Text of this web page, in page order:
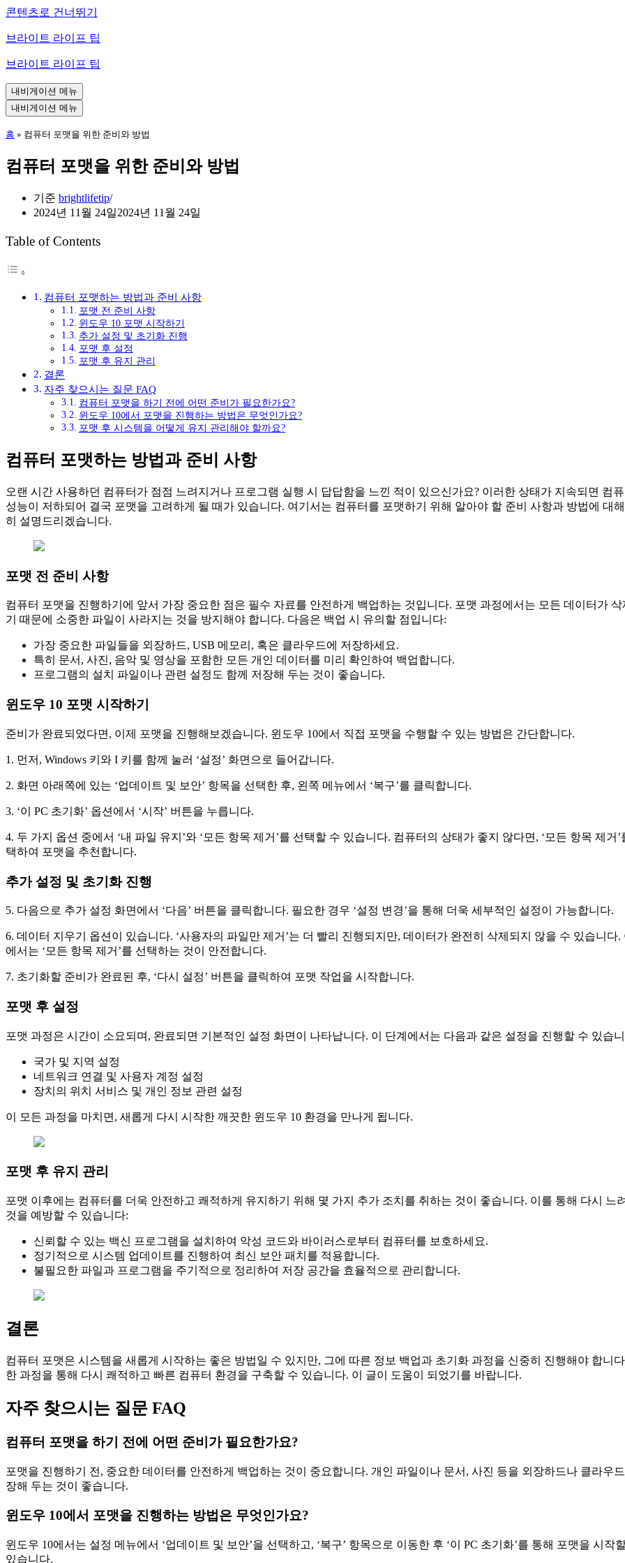
콘텐츠로 건너뛰기
브라이트 라이프 팁
브라이트 라이프 팁
내비게이션 메뉴
내비게이션 메뉴
홈 » 컴퓨터 포맷을 위한 준비와 방법
컴퓨터 포맷을 위한 준비와 방법
기준 brightlifetip
2024년 11월 24일2024년 11월 24일
Table of Contents
컴퓨터 포맷하는 방법과 준비 사항
포맷 전 준비 사항
윈도우 10 포맷 시작하기
추가 설정 및 초기화 진행
포맷 후 설정
포맷 후 유지 관리
결론
자주 찾으시는 질문 FAQ
컴퓨터 포맷을 하기 전에 어떤 준비가 필요한가요?
윈도우 10에서 포맷을 진행하는 방법은 무엇인가요?
포맷 후 시스템을 어떻게 유지 관리해야 할까요?
컴퓨터 포맷하는 방법과 준비 사항
오랜 시간 사용하던 컴퓨터가 점점 느려지거나 프로그램 실행 시 답답함을 느낀 적이 있으신가요? 이러한 상태가 지속되면 컴퓨
성능이 저하되어 결국 포맷을 고려하게 될 때가 있습니다. 여기서는 컴퓨터를 포맷하기 위해 알아야 할 준비 사항과 방법에 대해
히 설명드리겠습니다.
포맷 전 준비 사항
컴퓨터 포맷을 진행하기에 앞서 가장 중요한 점은 필수 자료를 안전하게 백업하는 것입니다. 포맷 과정에서는 모든 데이터가 삭
기 때문에 소중한 파일이 사라지는 것을 방지해야 합니다. 다음은 백업 시 유의할 점입니다:
가장 중요한 파일들을 외장하드, USB 메모리, 혹은 클라우드에 저장하세요.
특히 문서, 사진, 음악 및 영상을 포함한 모든 개인 데이터를 미리 확인하여 백업합니다.
프로그램의 설치 파일이나 관련 설정도 함께 저장해 두는 것이 좋습니다.
윈도우 10 포맷 시작하기
준비가 완료되었다면, 이제 포맷을 진행해보겠습니다. 윈도우 10에서 직접 포맷을 수행할 수 있는 방법은 간단합니다.
1. 먼저, Windows 키와 I 키를 함께 눌러 ‘설정’ 화면으로 들어갑니다.
2. 화면 아래쪽에 있는 ‘업데이트 및 보안’ 항목을 선택한 후, 왼쪽 메뉴에서 ‘복구’를 클릭합니다.
3. ‘이 PC 초기화’ 옵션에서 ‘시작’ 버튼을 누릅니다.
4. 두 가지 옵션 중에서 ‘내 파일 유지’와 ‘모든 항목 제거’를 선택할 수 있습니다. 컴퓨터의 상태가 좋지 않다면, ‘모든 항목 제거’
택하여 포맷을 추천합니다.
추가 설정 및 초기화 진행
5. 다음으로 추가 설정 화면에서 ‘다음’ 버튼을 클릭합니다. 필요한 경우 ‘설정 변경’을 통해 더욱 세부적인 설정이 가능합니다.
6. 데이터 지우기 옵션이 있습니다. ‘사용자의 파일만 제거’는 더 빨리 진행되지만, 데이터가 완전히 삭제되지 않을 수 있습니다.
에서는 ‘모든 항목 제거’를 선택하는 것이 안전합니다.
7. 초기화할 준비가 완료된 후, ‘다시 설정’ 버튼을 클릭하여 포맷 작업을 시작합니다.
포맷 후 설정
포맷 과정은 시간이 소요되며, 완료되면 기본적인 설정 화면이 나타납니다. 이 단계에서는 다음과 같은 설정을 진행할 수 있습
국가 및 지역 설정
네트워크 연결 및 사용자 계정 설정
장치의 위치 서비스 및 개인 정보 관련 설정
이 모든 과정을 마치면, 새롭게 다시 시작한 깨끗한 윈도우 10 환경을 만나게 됩니다.
포맷 후 유지 관리
포맷 이후에는 컴퓨터를 더욱 안전하고 쾌적하게 유지하기 위해 몇 가지 추가 조치를 취하는 것이 좋습니다. 이를 통해 다시 느
것을 예방할 수 있습니다:
신뢰할 수 있는 백신 프로그램을 설치하여 악성 코드와 바이러스로부터 컴퓨터를 보호하세요.
정기적으로 시스템 업데이트를 진행하여 최신 보안 패치를 적용합니다.
불필요한 파일과 프로그램을 주기적으로 정리하여 저장 공간을 효율적으로 관리합니다.
결론
컴퓨터 포맷은 시스템을 새롭게 시작하는 좋은 방법일 수 있지만, 그에 따른 정보 백업과 초기화 과정을 신중히 진행해야 합니
한 과정을 통해 다시 쾌적하고 빠른 컴퓨터 환경을 구축할 수 있습니다. 이 글이 도움이 되었기를 바랍니다.
자주 찾으시는 질문 FAQ
컴퓨터 포맷을 하기 전에 어떤 준비가 필요한가요?
포맷을 진행하기 전, 중요한 데이터를 안전하게 백업하는 것이 중요합니다. 개인 파일이나 문서, 사진 등을 외장하드나 클라우
장해 두는 것이 좋습니다.
윈도우 10에서 포맷을 진행하는 방법은 무엇인가요?
윈도우 10에서는 설정 메뉴에서 ‘업데이트 및 보안’을 선택하고, ‘복구’ 항목으로 이동한 후 ‘이 PC 초기화’를 통해 포맷을 시작
있습니다.